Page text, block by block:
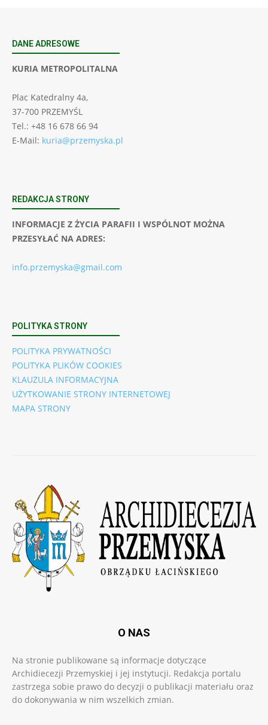
DANE ADRESOWE
KURIA METROPOLITALNA
Plac Katedralny 4a,
37-700 PRZEMYŚL
Tel.: +48 16 678 66 94
E-Mail: kuria@przemyska.pl
REDAKCJA STRONY
INFORMACJE Z ŻYCIA PARAFII I WSPÓLNOT MOŻNA
PRZESYŁAĆ NA ADRES:
info.przemyska@gmail.com
POLITYKA STRONY
POLITYKA PRYWATNOŚCI
POLITYKA PLIKÓW COOKIES
KLAUZULA INFORMACYJNA
UŻYTKOWANIE STRONY INTERNETOWEJ
MAPA STRONY
O NAS
Na stronie publikowane są informacje dotyczące
Archidiecezji Przemyskiej i jej instytucji. Redakcja portalu
zastrzega sobie prawo do decyzji o publikacji materiału oraz
do dokonywania w nim wszelkich zmian.